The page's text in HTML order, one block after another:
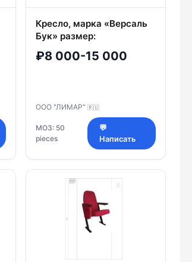
Кресло, марка «Версаль
Бук» размер:
(Ш*Г*В), толщина
₽8 000-15 000
ООО "ЛИМАР" 🇷🇺
МОЗ: 50
pieces
💬
Написать